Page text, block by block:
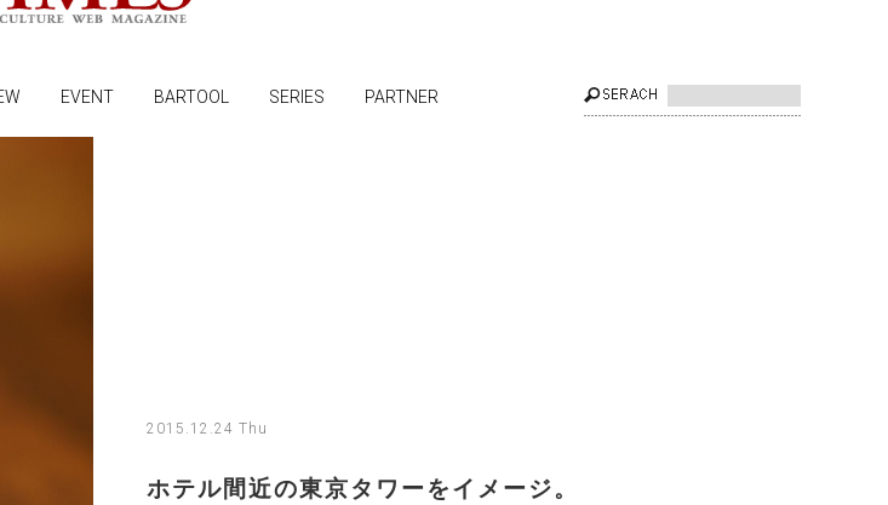
EVENT BARTOOL SERIES PARTNER
2015.12.24 Thu
ホテル間近の東京タワーをイメージ。